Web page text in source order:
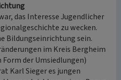
das Interesse Jugendlicher
zu wecken.
Bildungseinrichtung sein.
im Kreis Bergheim
der Umsiedlungen)
Karl Sieger es jungen